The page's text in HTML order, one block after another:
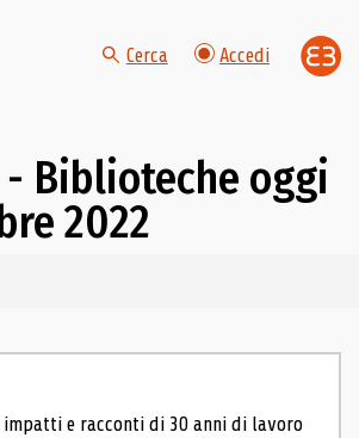
Cerca Accedi
- Biblioteche oggi
2022
del fascicolo
impatti e racconti di 30 anni di lavoro